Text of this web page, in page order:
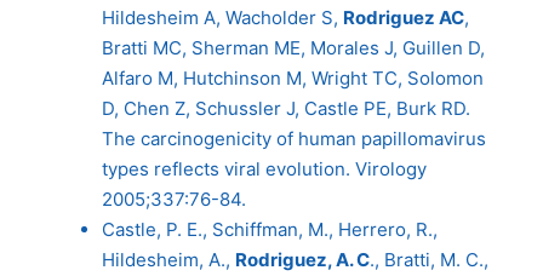
Hildesheim A, Wacholder S, Rodriguez AC,
Bratti MC, Sherman ME, Morales J, Guillen D,
Alfaro M, Hutchinson M, Wright TC, Solomon
D, Chen Z, Schussler J, Castle PE, Burk RD.
The carcinogenicity of human papillomavirus
types reflects viral evolution. Virology
2005;337:76-84.
Castle, P. E., Schiffman, M., Herrero, R.,
Hildesheim, A., Rodriguez, A. C., Bratti, M. C.,